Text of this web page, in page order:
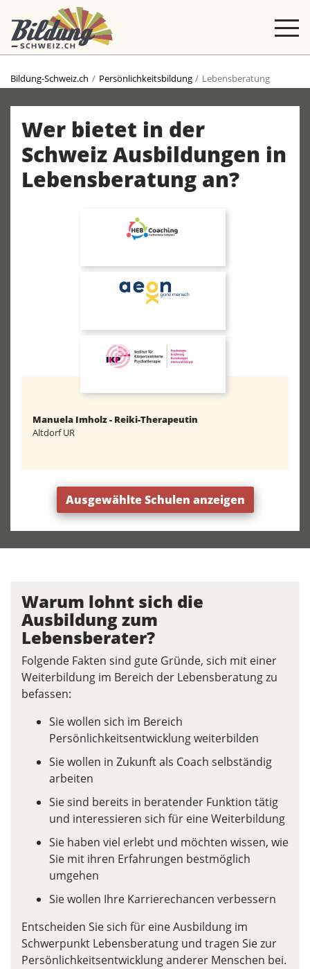
Bildung-Schweiz.ch Persönlichkeitsbildung Lebensberatung
Wer bietet in der
Schweiz Ausbildungen in
Lebensberatung an?
Manuela Imholz - Reiki-Therapeutin
Altdorf UR
Ausgewählte Schulen anzeigen
Warum lohnt sich die
Ausbildung zum
Lebensberater?
Folgende Fakten sind gute Gründe, sich mit einer
Weiterbildung im Bereich der Lebensberatung zu
befassen:
Sie wollen sich im Bereich
Persönlichkeitsentwicklung weiterbilden
Sie wollen in Zukunft als Coach selbständig
arbeiten
Sie sind bereits in beratender Funktion tätig
und interessieren sich für eine Weiterbildung
Sie haben viel erlebt und möchten wissen, wie
Sie mit ihren Erfahrungen bestmöglich
umgehen
Sie wollen Ihre Karrierechancen verbessern
Entscheiden Sie sich für eine Ausbildung im
Schwerpunkt Lebensberatung und tragen Sie zur
Persönlichkeitsentwicklung anderer Menschen bei.